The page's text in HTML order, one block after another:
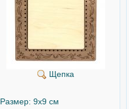
Техника: Счетный Крест
Добавить
Щепка
Размер: 9x9 см